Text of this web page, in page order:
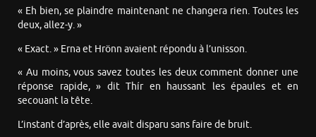
« Eh bien, se plaindre maintenant ne changera rien. Toutes les
deux, allez-y. »
« Exact. » Erna et Hrönn avaient répondu à l’unisson.
« Au moins, vous savez toutes les deux comment donner une
réponse rapide, » dit Thír en haussant les épaules et en
secouant la tête.
L’instant d’après, elle avait disparu sans faire de bruit.